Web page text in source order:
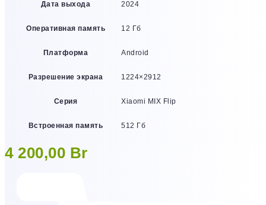
Дата выхода 2024
Оперативная память 12 Гб
Платформа Android
Разрешение экрана 1224×2912
Серия Xiaomi MIX Flip
Встроенная память 512 Гб
4 200,00 Br